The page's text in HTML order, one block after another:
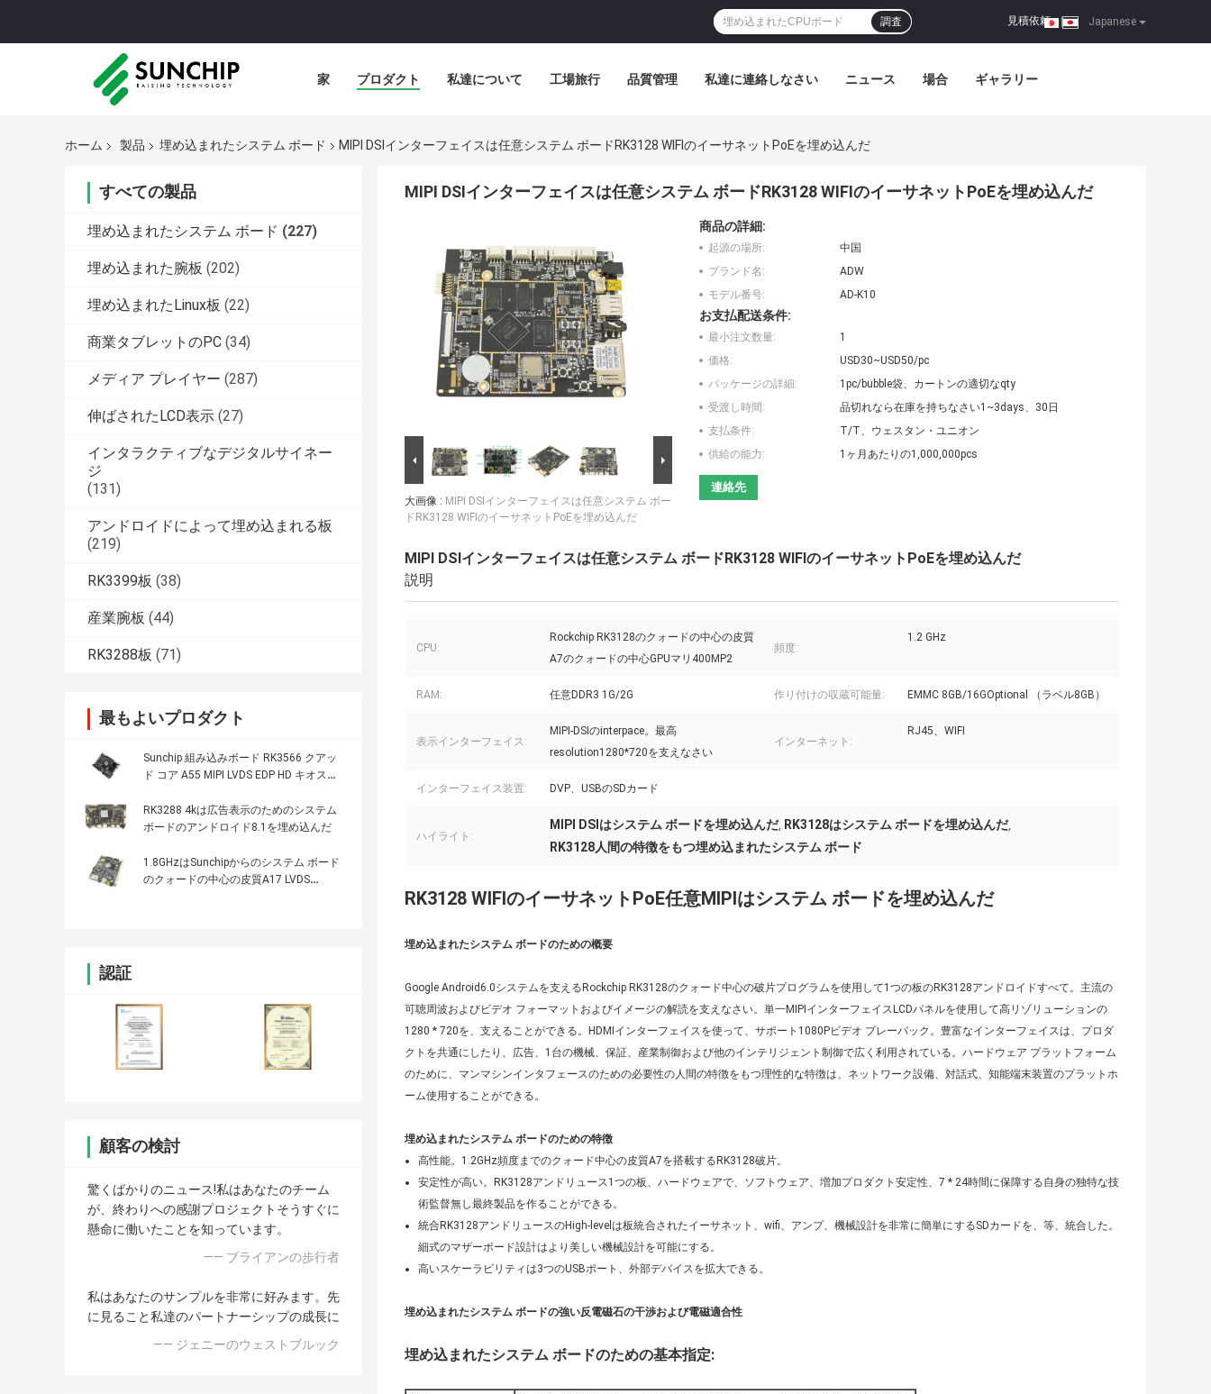
Japanese
見積依頼 |
調査
家 プロダクト 私達について 工場旅行 品質管理 私達に連絡しなさい ニュース 場合 ギャラリー
ホーム 製品 埋め込まれたシステム ボード MIPI DSIインターフェイスは任意システム ボードRK3128 WIFIのイーサネットPoEを埋め込んだ
すべての製品
埋め込まれたシステム ボード (227)
埋め込まれた腕板 (202)
埋め込まれたLinux板 (22)
商業タブレットのPC (34)
メディア プレイヤー (287)
伸ばされたLCD表示 (27)
インタラクティブなデジタルサイネー
ジ
(131)
アンドロイドによって埋め込まれる板
(219)
RK3399板 (38)
産業腕板 (44)
RK3288板 (71)
最もよいプロダクト
Sunchip 組み込みボード RK3566 クアッ
ド コア A55 MIPI LVDS EDP HD キオスク
RK3288 4kは広告表示のためのシステム
ボードのアンドロイド8.1を埋め込んだ
1.8GHzはSunchipからのシステム ボード
のクォードの中心の皮質A17 LVDS
認証
顧客の検討
驚くばかりのニュース!私はあなたのチーム
が、終わりへの感謝プロジェクトそうすぐに
懸命に働いたことを知っています。
—— ブライアンの歩行者
私はあなたのサンプルを非常に好みます。先
に見ること私達のパートナーシップの成長に
—— ジェニーのウェストブルック
MIPI DSIインターフェイスは任意システム ボードRK3128 WIFIのイーサネットPoEを埋め込んだ
大画像 : MIPI DSIインターフェイスは任意システム ボー
ドRK3128 WIFIのイーサネットPoEを埋め込んだ
商品の詳細:
起源の場所:
中国
ブランド名:
ADW
モデル番号:
AD-K10
お支払配送条件:
最小注文数量:
1
価格:
USD30~USD50/pc
パッケージの詳細:
1pc/bubble袋、カートンの適切なqty
受渡し時間:
品切れなら在庫を持ちなさい1~3days、30日
支払条件:
T/T、ウェスタン・ユニオン
供給の能力:
1ヶ月あたりの1,000,000pcs
連絡先
MIPI DSIインターフェイスは任意システム ボードRK3128 WIFIのイーサネットPoEを埋め込んだ
説明
CPU:
Rockchip RK3128のクォードの中心の皮質
A7のクォードの中心GPUマリ400MP2
頻度:
1.2 GHz
RAM: 任意DDR3 1G/2G 作り付けの収蔵可能量: EMMC 8GB/16GOptional （ラベル8GB）
表示インターフェイス:
MIPI-DSIのinterpace。最高
resolution1280*720を支えなさい
インターネット:
RJ45、WIFI
インターフェイス装置: DVP、USBのSDカード
ハイライト:
MIPI DSIはシステム ボードを埋め込んだ, RK3128はシステム ボードを埋め込んだ,
RK3128人間の特徴をもつ埋め込まれたシステム ボード
RK3128 WIFIのイーサネットPoE任意MIPIはシステム ボードを埋め込んだ
埋め込まれたシステム ボードのための概要
Google Android6.0システムを支えるRockchip RK3128のクォード中心の破片プログラムを使用して1つの板のRK3128アンドロイドすべて。主流の
可聴周波およびビデオ フォーマットおよびイメージの解読を支えなさい。単一MIPIインターフェイスLCDパネルを使用して高リゾリューションの
1280 * 720を、支えることができる。HDMIインターフェイスを使って、サポート1080Pビデオ プレーバック。豊富なインターフェイスは、プロダ
クトを共通にしたり、広告、1台の機械、保証、産業制御および他のインテリジェント制御で広く利用されている。ハードウェア プラットフォーム
のために、マンマシンインタフェースのための必要性の人間の特徴をもつ理性的な特徴は、ネットワーク設備、対話式、知能端末装置のプラットホ
ーム使用することができる。
埋め込まれたシステム ボードのための特徴
高性能。1.2GHz頻度までのクォード中心の皮質A7を搭載するRK3128破片。
安定性が高い。RK3128アンドリュース1つの板、ハードウェアで、ソフトウェア、増加プロダクト安定性、7 * 24時間に保障する自身の独特な技
術監督無し最終製品を作ることができる。
統合RK3128アンドリュースのHigh-levelは板統合されたイーサネット、wifi、アンプ、機械設計を非常に簡単にするSDカードを、等、統合した。
細式のマザーボード設計はより美しい機械設計を可能にする。
高いスケーラビリティは3つのUSBポート、外部デバイスを拡大できる。
埋め込まれたシステム ボードの強い反電磁石の干渉および電磁適合性
埋め込まれたシステム ボードのための基本指定: